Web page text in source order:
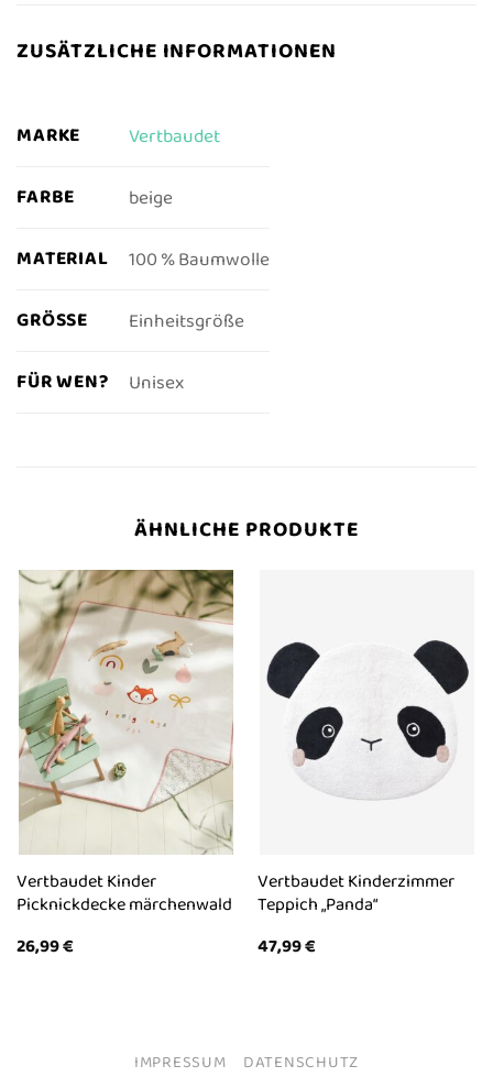
ZUSÄTZLICHE INFORMATIONEN
MARKE Vertbaudet
FARBE beige
MATERIAL 100 % Baumwolle
GRÖSSE Einheitsgröße
FÜR WEN? Unisex
ÄHNLICHE PRODUKTE
Vertbaudet Kinder
Picknickdecke märchenwald
26,99€
Vertbaudet Kinderzimmer
Teppich „Panda“
47,99€
IMPRESSUM DATENSCHUTZ